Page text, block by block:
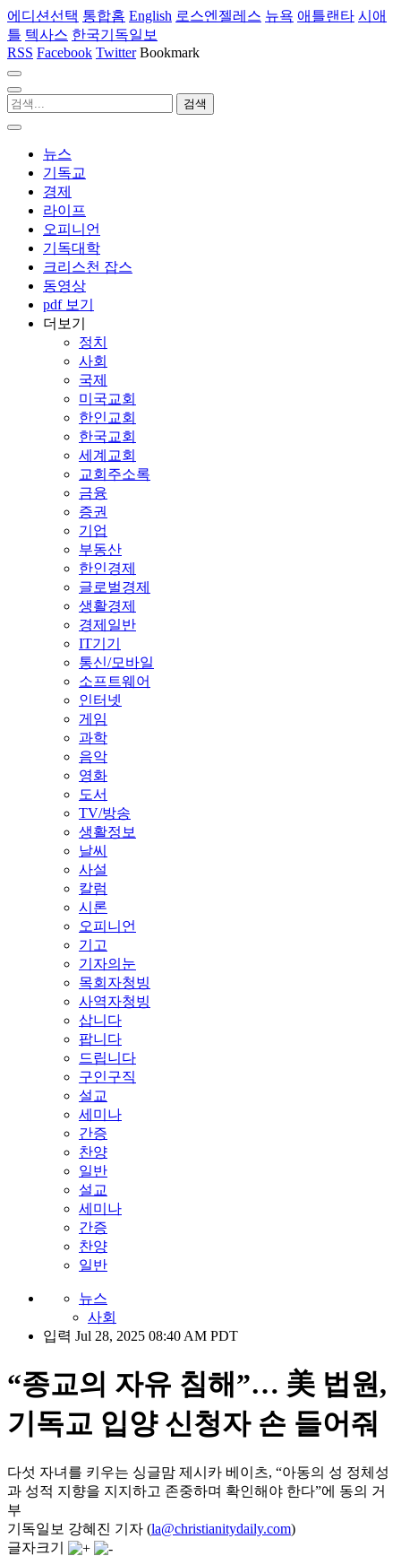
에디션선택 통합홈 English 로스엔젤레스 뉴욕 애틀랜타 시애
틀 텍사스 한국기독일보
RSS Facebook Twitter Bookmark
뉴스
기독교
경제
라이프
오피니언
기독대학
크리스천 잡스
동영상
pdf 보기
더보기
정치
사회
국제
미국교회
한인교회
한국교회
세계교회
교회주소록
금융
증권
기업
부동산
한인경제
글로벌경제
생활경제
경제일반
IT기기
통신/모바일
소프트웨어
인터넷
게임
과학
음악
영화
도서
TV/방송
생활정보
날씨
사설
칼럼
시론
오피니언
기고
기자의눈
목회자청빙
사역자청빙
삽니다
팝니다
드립니다
구인구직
설교
세미나
간증
찬양
일반
설교
세미나
간증
찬양
일반
뉴스
사회
입력 Jul 28, 2025 08:40 AM PDT
“종교의 자유 침해”… 美 법원,
기독교 입양 신청자 손 들어줘
다섯 자녀를 키우는 싱글맘 제시카 베이츠, “아동의 성 정체성
과 성적 지향을 지지하고 존중하며 확인해야 한다”에 동의 거
부
기독일보 강혜진 기자 (la@christianitydaily.com)
글자크기